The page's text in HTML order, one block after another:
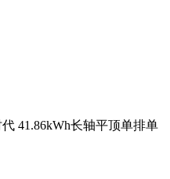
41.86kWh长轴平顶单排单